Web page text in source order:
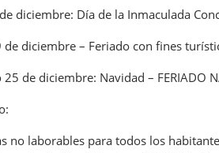
diciembre: Día de la Inmaculada
de diciembre – Feriado con fines
de diciembre: Navidad – FERIADO
no laborables para todos los